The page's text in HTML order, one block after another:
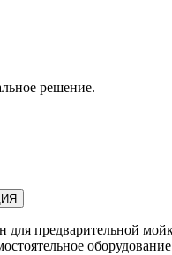
решение.
предварительной